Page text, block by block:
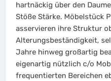
hartnäckig über den
Stöße Stärke. Möbelstück
asservieren ihre Struktur
Alterungsbeständigkeit,
Jahre hinweg großartig
eigenartig nützlich c/o
frequentierten Bereichen